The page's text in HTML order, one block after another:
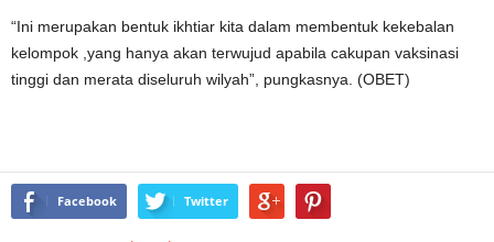
“Ini merupakan bentuk ikhtiar kita dalam membentuk kekebalan
kelompok ,yang hanya akan terwujud apabila cakupan vaksinasi
tinggi dan merata diseluruh wilyah”, pungkasnya. (OBET)
Facebook Twitter